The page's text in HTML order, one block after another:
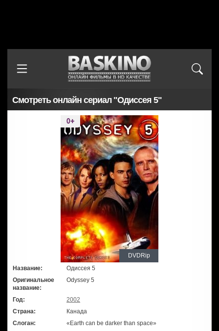
Смотреть онлайн сериал "Одиссея 5"
DVDRip
Название:
Одиссея 5
Оригинальное
название:
Odyssey 5
Год:
2002
Страна:
Канада
Слоган:
«Earth can be darker than space»